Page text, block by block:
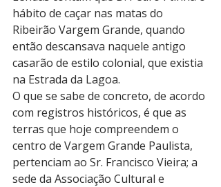
hábito de caçar nas matas do
Ribeirão Vargem Grande, quando
então descansava naquele antigo
casarão de estilo colonial, que existia
na Estrada da Lagoa.
O que se sabe de concreto, de acordo
com registros históricos, é que as
terras que hoje compreendem o
centro de Vargem Grande Paulista,
pertenciam ao Sr. Francisco Vieira; a
sede da Associação Cultural e